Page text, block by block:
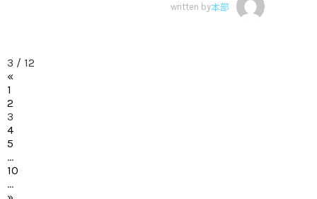
written by本部
3 / 12
«
1
2
3
4
5
...
10
...